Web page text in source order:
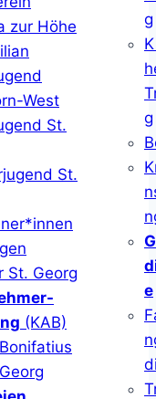
zur Höhe
West
St.
St.
St. Georg
(KAB)
g
g
e